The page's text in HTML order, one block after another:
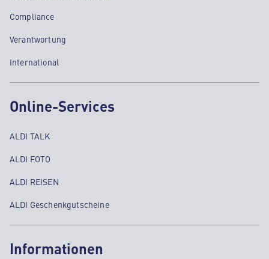
Compliance
Verantwortung
International
Online-Services
ALDI TALK
ALDI FOTO
ALDI REISEN
ALDI Geschenkgutscheine
Informationen